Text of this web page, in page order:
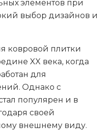
элементов при
выбор дизайнов и
ковровой плитки
XX века, когда
для
Однако с
популярен и в
своей
внешнему виду.